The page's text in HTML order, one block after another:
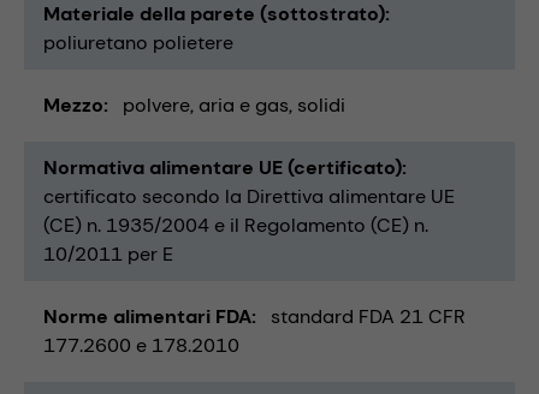
Materiale della parete (sottostrato)
poliuretano polietere
Mezzo polvere aria e gas solidi
Normativa alimentare UE (certificato)
certificato secondo la Direttiva alimentare UE
(CE) n. 1935/2004 e il Regolamento (CE) n.
10/2011 per E
Norme alimentari FDA
standard FDA 21 CFR
177.2600 e 178.2010